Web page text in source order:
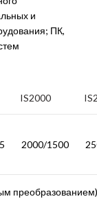
и
ПК,
IS2000
2000/1500
преобразованием)